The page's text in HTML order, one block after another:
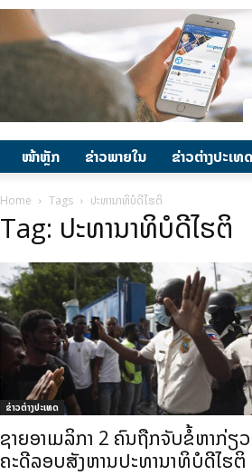
ໜ້າຫຼັກ ຂ່າວພາຍ​ໃນ ຂ່າວຕ່າງປະເທດ
Home Tags ປະທານາທິບໍດີໄຮຕິ
Tag: ປະທານາທິບໍດີໄຮຕິ
ຂ່າວຕ່າງປະເທດ
ຊາຍອາເມລິກາ 2 ຄົນຖືກຈັບຂໍ້ຫາກ່ຽ
ຄະດີລອບສັງຫານປະທານາທິບໍດີໄຮຕິ